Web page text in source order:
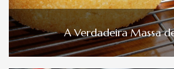
A Verdadeira Massa